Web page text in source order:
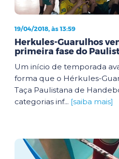
19/04/2018, às 13:59
Herkules-Guarulhos
primeira fase do
Um início de temporada
forma que o Hérkules-
Taça Paulistana de
categorias inf... [saiba mais]